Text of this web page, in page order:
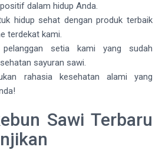
dalam hidup Anda.
hidup sehat dengan produk terbaik
terdekat kami.
pelanggan setia kami yang sudah
sayuran sawi.
rahasia kesehatan alami yang
Sawi Terbaru